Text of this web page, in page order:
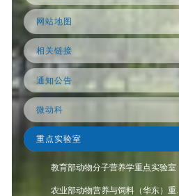
网站地图
相关链接
通知公告
微动科
重点实验室
教育部动物分子营养学重点实验室
农业部动物营养与饲料（华东）重...